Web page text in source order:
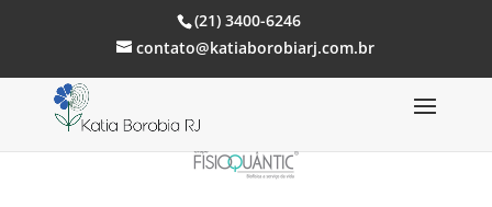
(21) 3400-6246
contato@katiaborobiarj.com.br